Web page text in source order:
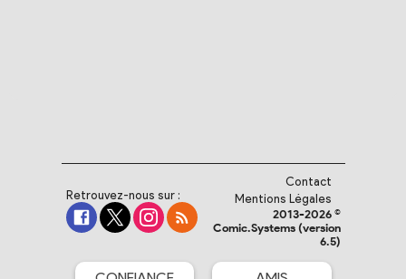
Retrouvez-nous sur :
Contact
Mentions Légales
2013-2026 ©
Comic.Systems (version
6.5)